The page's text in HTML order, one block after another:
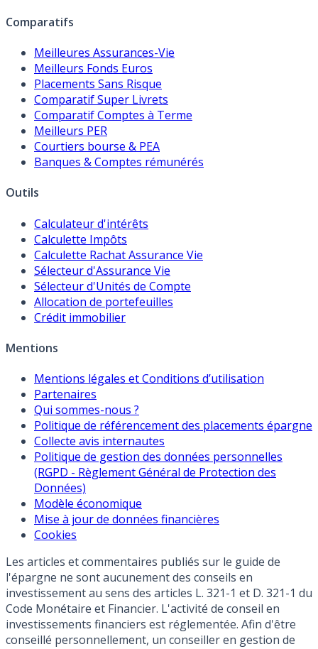
Comparatifs
Meilleures Assurances-Vie
Meilleurs Fonds Euros
Placements Sans Risque
Comparatif Super Livrets
Comparatif Comptes à Terme
Meilleurs PER
Courtiers bourse & PEA
Banques & Comptes rémunérés
Outils
Calculateur d'intérêts
Calculette Impôts
Calculette Rachat Assurance Vie
Sélecteur d'Assurance Vie
Sélecteur d'Unités de Compte
Allocation de portefeuilles
Crédit immobilier
Mentions
Mentions légales et Conditions d’utilisation
Partenaires
Qui sommes-nous ?
Politique de référencement des placements épargne
Collecte avis internautes
Politique de gestion des données personnelles
(RGPD - Règlement Général de Protection des
Données)
Modèle économique
Mise à jour de données financières
Cookies
Les articles et commentaires publiés sur le guide de
l'épargne ne sont aucunement des conseils en
investissement au sens des articles L. 321-1 et D. 321-1 du
Code Monétaire et Financier. L'activité de conseil en
investissements financiers est réglementée. Afin d'être
conseillé personnellement, un conseiller en gestion de